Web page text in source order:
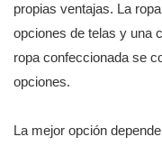
propias ventajas. La
opciones de telas y una
ropa confeccionada se
opciones.
La mejor opción